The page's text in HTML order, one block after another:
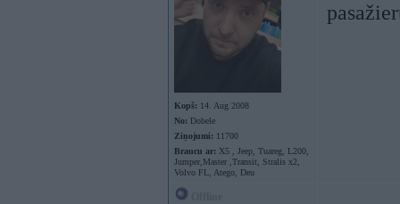
Kopš: 14. Aug 2008
No: Dobele
Ziņojumi: 11700
Braucu ar: X5 , Jeep, Tuareg, L200,
Jumper,Master ,Transit, Stralis x2,
Volvo FL, Atego, Deu